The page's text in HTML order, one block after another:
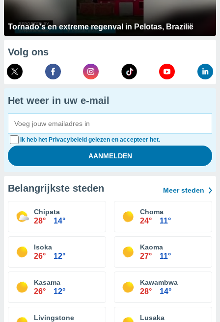
Tornado's en extreme regenval in Pelotas, Brazilië
Volg ons
Het weer in uw e-mail
Ik heb het Privacybeleid gelezen en accepteer het.
Belangrijkste steden Meer steden
Chipata
28° 14°
Choma
24° 11°
Isoka
26° 12°
Kaoma
27° 11°
Kasama
26° 12°
Kawambwa
28° 14°
Livingstone Lusaka